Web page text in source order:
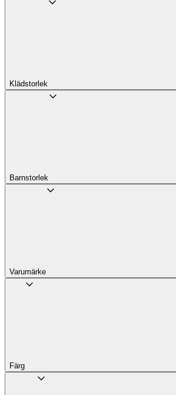
Klädstorlek
Barnstorlek
Varumärke
Färg